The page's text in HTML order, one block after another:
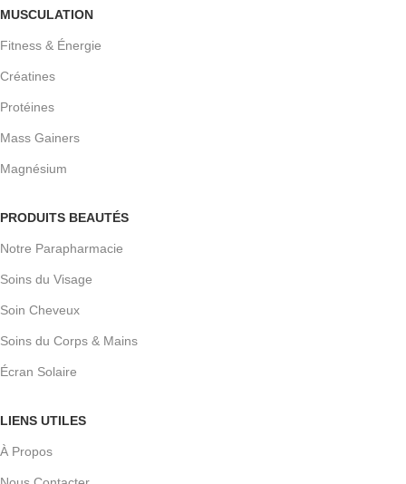
MUSCULATION
Fitness & Énergie
Créatines
Protéines
Mass Gainers
Magnésium
PRODUITS BEAUTÉS
Notre Parapharmacie
Soins du Visage
Soin Cheveux
Soins du Corps & Mains
Écran Solaire
LIENS UTILES
À Propos